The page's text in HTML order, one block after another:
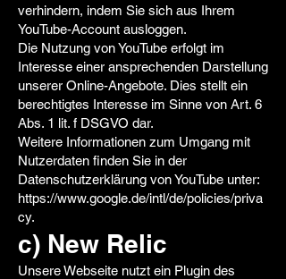
verhindern, indem Sie sich aus Ihrem
YouTube-Account ausloggen.
Die Nutzung von YouTube erfolgt im
Interesse einer ansprechenden Darstellung
unserer Online-Angebote. Dies stellt ein
berechtigtes Interesse im Sinne von Art. 6
Abs. 1 lit. f DSGVO dar.
Weitere Informationen zum Umgang mit
Nutzerdaten finden Sie in der
Datenschutzerklärung von YouTube unter:
https://www.google.de/intl/de/policies/priva
cy.
c) New Relic
Unsere Webseite nutzt ein Plugin des